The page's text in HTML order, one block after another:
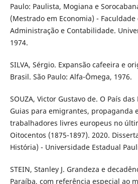
Paulo: Paulista, Mogiana e
(Mestrado em Economia) - Faculdade
Administração e Contabilidade.
1974.
SILVA, Sérgio. Expansão cafeeira e
Brasil. São Paulo: Alfa-Ômega, 1976.
SOUZA, Victor Gustavo de. O País
Guias para emigrantes, propaganda
trabalhadores livres europeus no
Oitocentos (1875-1897). 2020.
História) - Universidade Estadual
STEIN, Stanley J. Grandeza e
Paraíba, com referência especial ao